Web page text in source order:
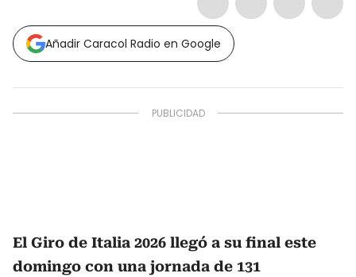
Añadir Caracol Radio en Google
El Giro de Italia 2026 llegó a su final este
domingo con una jornada de 131